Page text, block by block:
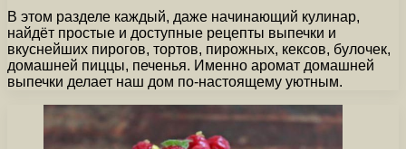
В этом разделе каждый, даже начинающий кулинар,
найдёт простые и доступные рецепты выпечки и
вкуснейших пирогов, тортов, пирожных, кексов, булочек,
домашней пиццы, печенья. Именно аромат домашней
выпечки делает наш дом по-настоящему уютным.